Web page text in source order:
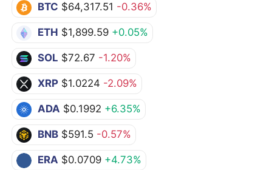
BTC $64,317.51 -0.36%
ETH $1,899.59 +0.05%
SOL $72.67 -1.20%
XRP $1.0224 -2.09%
ADA $0.1992 +6.35%
BNB $591.5 -0.57%
ERA $0.0709 +4.73%